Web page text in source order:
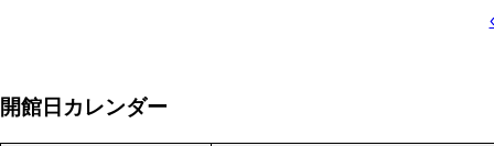
送
開館日カレンダー